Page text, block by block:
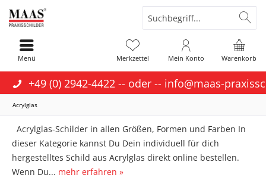
+49 (0) 2942-4422 -- oder -- info@maas-
Warenkorb
Merkzettel Mein Konto
Menü
Acrylglas
Acrylglas-Schilder in allen Größen, Formen und Farben In
dieser Kategorie kannst Du Dein individuell für dich
hergestelltes Schild aus Acrylglas direkt online bestellen.
Wenn Du... mehr erfahren »